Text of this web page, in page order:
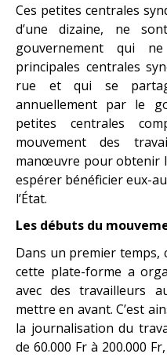
Ces petites centrales
d’une dizaine, ne
gouvernement qui
principales centrales
rue et qui se
annuellement par le
petites centrales
mouvement des
manœuvre pour obtenir
espérer bénéficier eux-
l’État.
Les débuts du
Dans un premier temps,
cette plate-forme a
avec des travailleurs
mettre en avant. C’est
la journalisation du
de 60.000 Fr à 200.000